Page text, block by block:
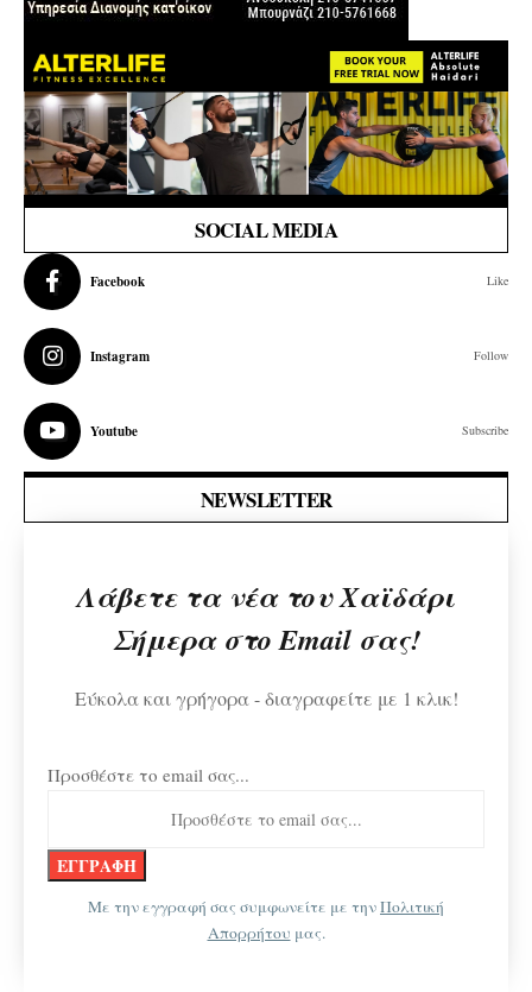
SOCIAL MEDIA
Facebook Like
Instagram Follow
Youtube Subscribe
NEWSLETTER
Λάβετε τα νέα του Χαϊδάρι
Σήμερα στο Email σας!
Εύκολα και γρήγορα - διαγραφείτε με 1 κλικ!
Προσθέστε το email σας...
Με την εγγραφή σας συμφωνείτε με τηνΠολιτική
Απορρήτου μας.